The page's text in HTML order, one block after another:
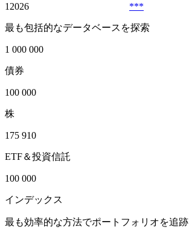
1 2026 ***
最も包括的なデータベースを探索
1 000 000
債券
100 000
株
175 910
ETF＆投資信託
100 000
インデックス
最も効率的な方法でポートフォリオを追跡